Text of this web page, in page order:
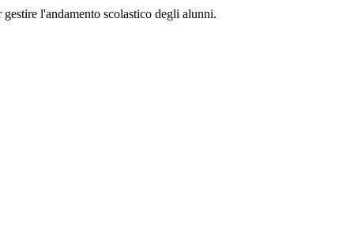
l'andamento scolastico degli alunni.